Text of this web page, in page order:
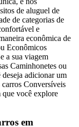
de aluguel de
de categorias de
e
econômica de
Econômicos
a sua viagem
Caminhonetes ou
adicionar um
Conversíveis
que você explore
em